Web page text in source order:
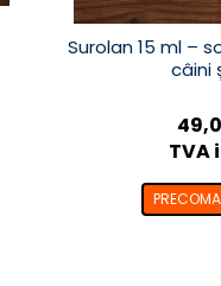
Surolan 15 ml –
câini
TVA